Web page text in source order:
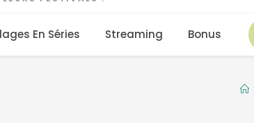
En Séries Streaming Bonus